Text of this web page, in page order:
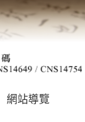
網站導覽